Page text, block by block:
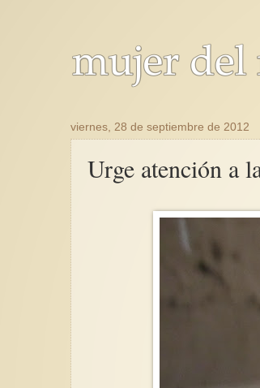
viernes, 28 de septiembre de 2012
Urge atención a